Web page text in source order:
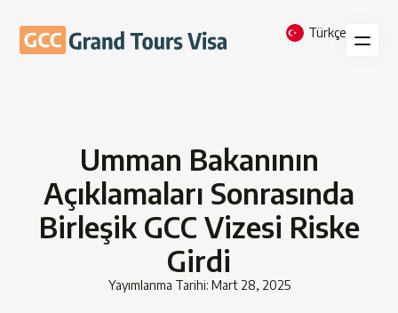
Türkçe
Umman Bakanının
Açıklamaları Sonrasında
Birleşik GCC Vizesi Riske
Girdi
Yayımlanma Tarihi: Mart 28, 2025